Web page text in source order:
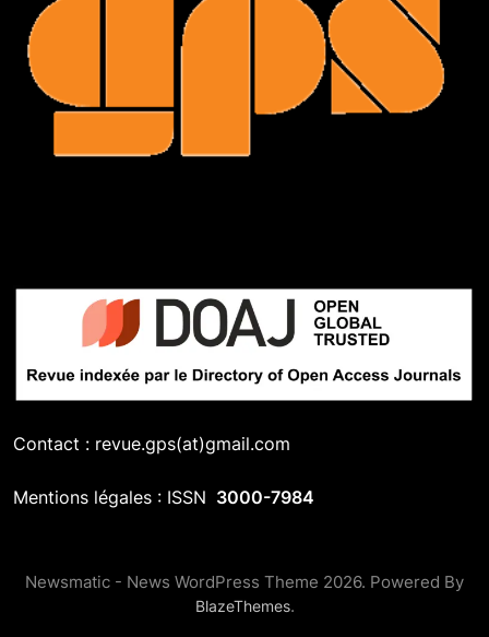
Contact : revue.gps(at)gmail.com
Mentions légales : ISSN 3000-7984
Newsmatic - News WordPress Theme 2026. Powered By
BlazeThemes.